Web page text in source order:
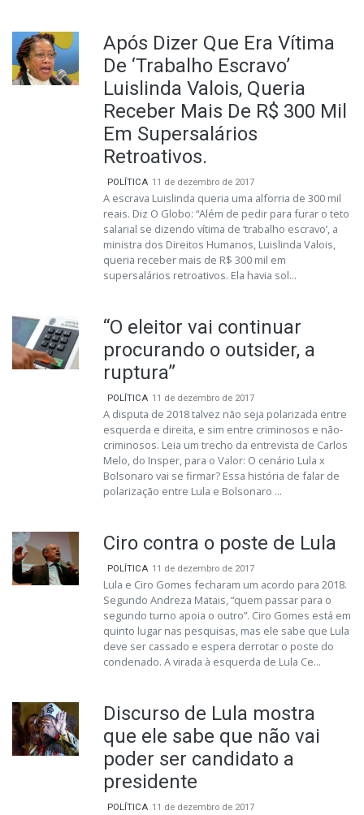
Após Dizer Que Era Vítima
De ‘Trabalho Escravo’
Luislinda Valois, Queria
Receber Mais De R$ 300 Mil
Em Supersalários
Retroativos.
POLÍTICA 11 de dezembro de 2017
A escrava Luislinda queria uma alforria de 300 mil
reais. Diz O Globo: “Além de pedir para furar o teto
salarial se dizendo vítima de ‘trabalho escravo’, a
ministra dos Direitos Humanos, Luislinda Valois,
queria receber mais de R$ 300 mil em
supersalários retroativos. Ela havia sol...
“O eleitor vai continuar
procurando o outsider, a
ruptura”
POLÍTICA 11 de dezembro de 2017
A disputa de 2018 talvez não seja polarizada entre
esquerda e direita, e sim entre criminosos e não-
criminosos. Leia um trecho da entrevista de Carlos
Melo, do Insper, para o Valor: O cenário Lula x
Bolsonaro vai se firmar? Essa história de falar de
polarização entre Lula e Bolsonaro ...
Ciro contra o poste de Lula
POLÍTICA 11 de dezembro de 2017
Lula e Ciro Gomes fecharam um acordo para 2018.
Segundo Andreza Matais, “quem passar para o
segundo turno apoia o outro”. Ciro Gomes está em
quinto lugar nas pesquisas, mas ele sabe que Lula
deve ser cassado e espera derrotar o poste do
condenado. A virada à esquerda de Lula Ce...
Discurso de Lula mostra
que ele sabe que não vai
poder ser candidato a
presidente
POLÍTICA 11 de dezembro de 2017